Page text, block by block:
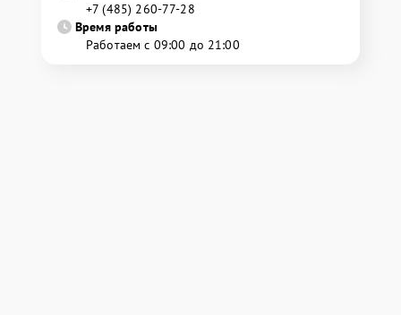
+7 (485) 260-77-28
Время работы
Работаем с 09:00 до 21:00